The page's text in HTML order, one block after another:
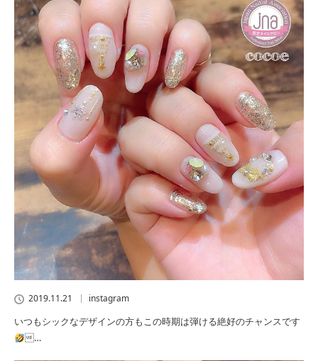
2019.11.21 instagram
いつもシックなデザインの方もこの時期は弾ける絶好のチャンスです
…